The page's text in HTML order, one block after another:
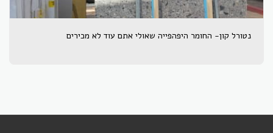
נטורל קון- החומר היפהפייה שאולי אתם עוד לא מכירים